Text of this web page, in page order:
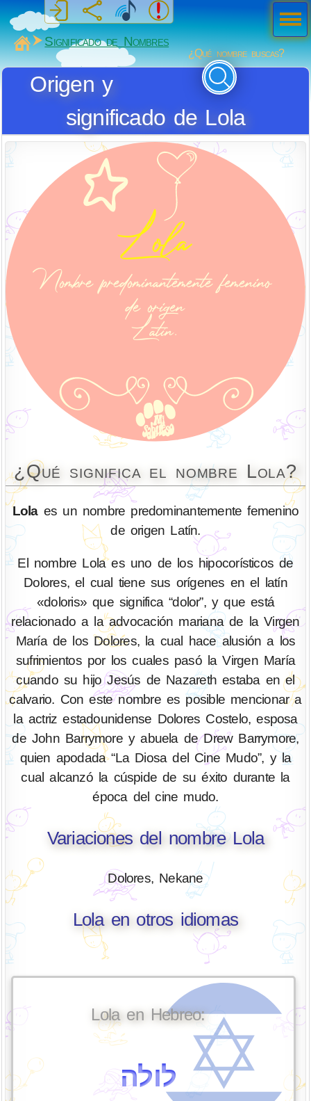
MiSabueso
Significado de Nombres
¿Qué nombre buscas?
Origen y
significado de Lola
¿Qué significa el nombre Lola?
Lolaes un nombre predominantemente femenino
de origen Latín.
El nombre Lola es uno de los hipocorísticos de
Dolores, el cual tiene sus orígenes en el latín
«doloris» que significa “dolor”, y que está
relacionado a la advocación mariana de la Virgen
María de los Dolores, la cual hace alusión a los
sufrimientos por los cuales pasó la Virgen María
cuando su hijo Jesús de Nazareth estaba en el
calvario. Con este nombre es posible mencionar a
la actriz estadounidense Dolores Costelo, esposa
de John Barrymore y abuela de Drew Barrymore,
quien apodada “La Diosa del Cine Mudo”, y la
cual alcanzó la cúspide de su éxito durante la
época del cine mudo.
Variaciones del nombre Lola
Dolores, Nekane
Lola en otros idiomas
Lola en Hebreo:
לולה
Men
ú